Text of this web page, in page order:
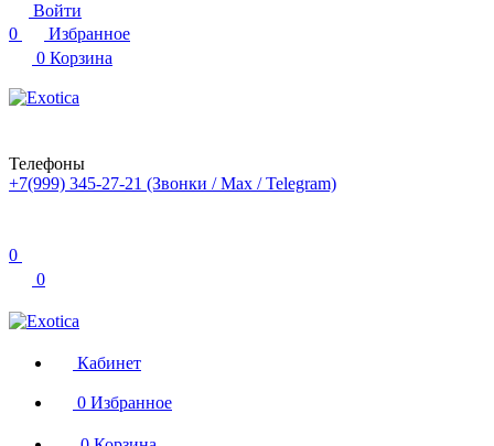
Войти
0
Избранное
0 Корзина
Телефоны
+7(999) 345-27-21 (Звонки / Max / Telegram)
0
0
Кабинет
0 Избранное